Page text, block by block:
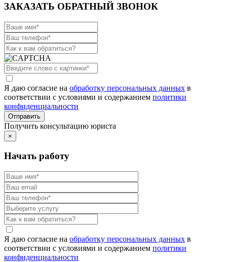
ЗАКАЗАТЬ ОБРАТНЫЙ ЗВОНОК
Я даю согласие на обработку персональных данных в
соответствии с условиями и содержанием политики
конфиденциальности
Получить консультацию юриста
×
Начать работу
Я даю согласие на обработку персональных данных в
соответствии с условиями и содержанием политики
конфиденциальности